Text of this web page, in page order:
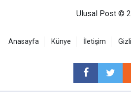
Ulusal Post ©
Anasayfa Künye İletişim